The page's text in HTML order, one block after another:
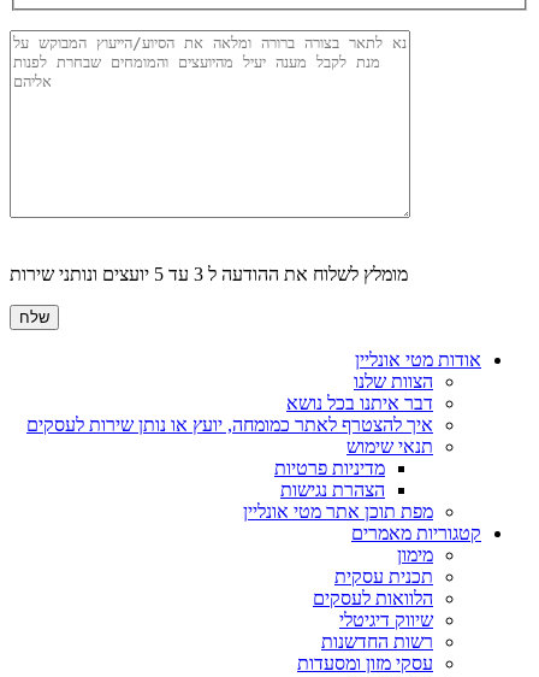
מומלץ לשלוח את ההודעה ל 3 עד 5 יועצים ונותני שירות
אודות מטי אונליין
הצוות שלנו
דבר איתנו בכל נושא
איך להצטרף לאתר כמומחה, יועץ או נותן שירות לעסקים
תנאי שימוש
מדיניות פרטיות
הצהרת נגישות
מפת תוכן אתר מטי אונליין
קטגוריות מאמרים
מימון
תכנית עסקית
הלוואות לעסקים
שיווק דיגיטלי
רשות החדשנות
עסקי מזון ומסעדות